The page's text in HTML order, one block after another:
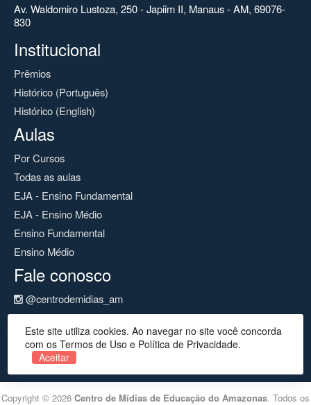
Av. Waldomiro Lustoza, 250 - Japiim II, Manaus - AM, 69076-
830
Institucional
Prêmios
Histórico (Português)
Histórico (English)
Aulas
Por Cursos
Todas as aulas
EJA - Ensino Fundamental
EJA - Ensino Médio
Ensino Fundamental
Ensino Médio
Fale conosco
@centrodemidias_am
@centrodemidias
cemeam@seduc.net
Copyright © 2026 Centro de Mídias de Educação do Amazonas. Todos os
Este site utiliza cookies. Ao navegar no site você concorda
com os Termos de Uso e Política de Privacidade.
Aceitar